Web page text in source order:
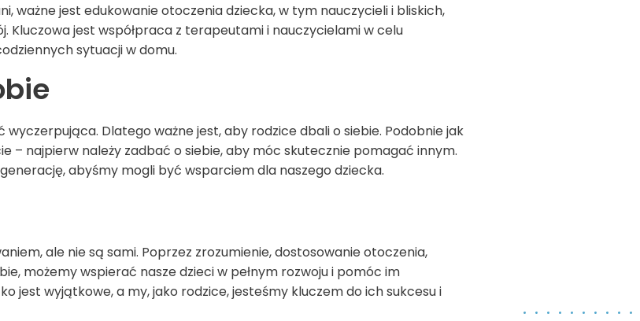
ważne jest edukowanie otoczenia dziecka, w tym nauczycieli i bliskich,
Kluczowa jest współpraca z terapeutami i nauczycielami w celu
sytuacji w domu.
wyczerpująca. Dlatego ważne jest, aby rodzice dbali o siebie. Podobnie jak
– najpierw należy zadbać o siebie, aby móc skutecznie pomagać innym.
abyśmy mogli być wsparciem dla naszego dziecka.
ale nie są sami. Poprzez zrozumienie, dostosowanie otoczenia,
możemy wspierać nasze dzieci w pełnym rozwoju i pomóc im
jest wyjątkowe, a my, jako rodzice, jesteśmy kluczem do ich sukcesu i